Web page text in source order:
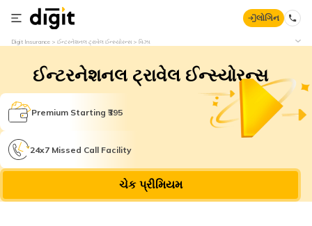
લોગિન
Digit Insurance ઈન્ટરનેશનલ ટ્રાવેલ ઈન્સ્યોરન્સ વિઝા
ઈન્ટરનેશનલ ટ્રાવેલ ઈન્સ્યોરન્સ
Premium Starting ₹395
24x7 Missed Call Facility
ચેક પ્રીમિયમ